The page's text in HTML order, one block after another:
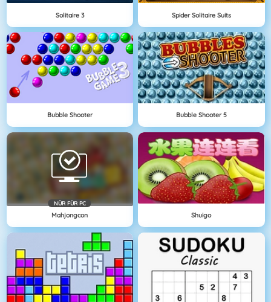
Solitaire 3 Spider Solitaire Suits
Bubble Shooter Bubble Shooter 5
NÜR FÜR PC
Mahjongcon Shuigo